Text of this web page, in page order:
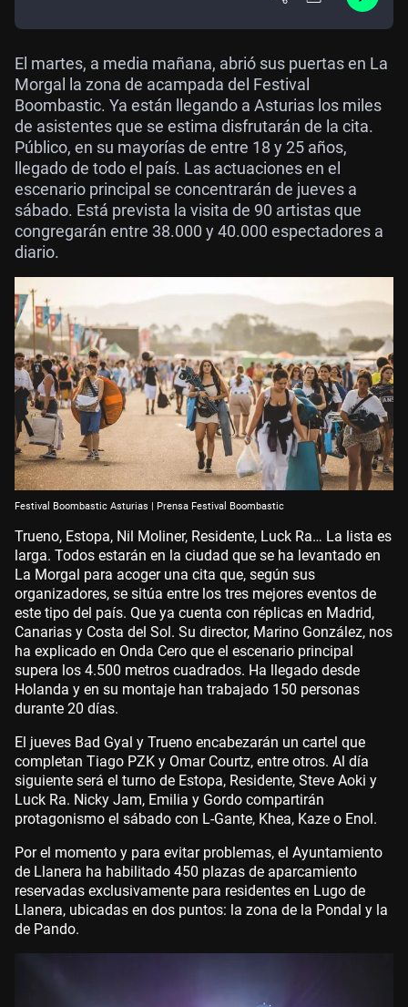
El martes, a media mañana, abrió sus puertas en La
Morgal la zona de acampada del Festival
Boombastic. Ya están llegando a Asturias los miles
de asistentes que se estima disfrutarán de la cita.
Público, en su mayorías de entre 18 y 25 años,
llegado de todo el país. Las actuaciones en el
escenario principal se concentrarán de jueves a
sábado. Está prevista la visita de 90 artistas que
congregarán entre 38.000 y 40.000 espectadores a
diario.
Festival Boombastic Asturias | Prensa Festival Boombastic
Trueno, Estopa, Nil Moliner, Residente, Luck Ra… La lista es
larga. Todos estarán en la ciudad que se ha levantado en
La Morgal para acoger una cita que, según sus
organizadores, se sitúa entre los tres mejores eventos de
este tipo del país. Que ya cuenta con réplicas en Madrid,
Canarias y Costa del Sol. Su director, Marino González, nos
ha explicado en Onda Cero que el escenario principal
supera los 4.500 metros cuadrados. Ha llegado desde
Holanda y en su montaje han trabajado 150 personas
durante 20 días.
El jueves Bad Gyal y Trueno encabezarán un cartel que
completan Tiago PZK y Omar Courtz, entre otros. Al día
siguiente será el turno de Estopa, Residente, Steve Aoki y
Luck Ra. Nicky Jam, Emilia y Gordo compartirán
protagonismo el sábado con L-Gante, Khea, Kaze o Enol.
Por el momento y para evitar problemas, el Ayuntamiento
de Llanera ha habilitado 450 plazas de aparcamiento
reservadas exclusivamente para residentes en Lugo de
Llanera, ubicadas en dos puntos: la zona de la Pondal y la
de Pando.